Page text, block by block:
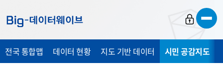
가
기
가
기
가
기
전국 통합맵 데이터 현황 지도 기반 데이터 시민 공감지도